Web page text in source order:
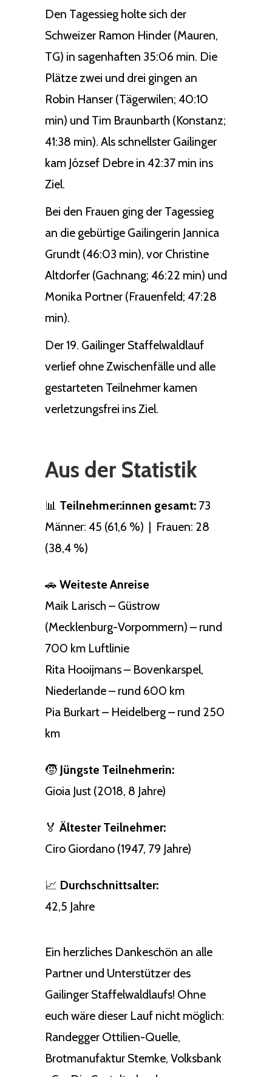
Den Tagessieg holte sich der
Schweizer Ramon Hinder (Mauren,
TG) in sagenhaften 35:06 min. Die
Plätze zwei und drei gingen an
Robin Hanser (Tägerwilen; 40:10
min) und Tim Braunbarth (Konstanz;
41:38 min). Als schnellster Gailinger
kam József Debre in 42:37 min ins
Ziel.
Bei den Frauen ging der Tagessieg
an die gebürtige Gailingerin Jannica
Grundt (46:03 min), vor Christine
Altdorfer (Gachnang; 46:22 min) und
Monika Portner (Frauenfeld; 47:28
min).
Der 19. Gailinger Staffelwaldlauf
verlief ohne Zwischenfälle und alle
gestarteten Teilnehmer kamen
verletzungsfrei ins Ziel.
Aus der Statistik
📊 Teilnehmer:innen gesamt: 73
Männer: 45 (61,6 %) | Frauen: 28
(38,4 %)
🚗 Weiteste Anreise
Maik Larisch – Güstrow
(Mecklenburg-Vorpommern) – rund
700 km Luftlinie
Rita Hooijmans – Bovenkarspel,
Niederlande – rund 600 km
Pia Burkart – Heidelberg – rund 250
km
🧒 Jüngste Teilnehmerin:
Gioia Just (2018, 8 Jahre)
🏅 Ältester Teilnehmer:
Ciro Giordano (1947, 79 Jahre)
📈 Durchschnittsalter:
42,5 Jahre
Ein herzliches Dankeschön an alle
Partner und Unterstützer des
Gailinger Staffelwaldlaufs! Ohne
euch wäre dieser Lauf nicht möglich:
Randegger Ottilien-Quelle,
Brotmanufaktur Stemke, Volksbank